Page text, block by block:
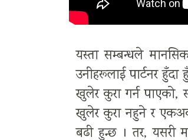
यस्ता सम्बन्धले
उनीहरूलाई पार्टनर
खुलेर कुरा गर्न पाएको,
खुलेर कुरा नहुने र
बढी हुन्छ । तर, यसरी